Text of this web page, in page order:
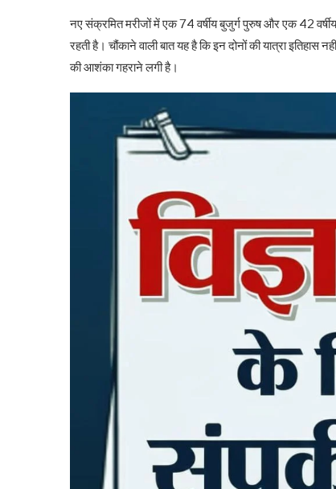
नए संक्रमित मरीजों में एक 74 वर्षीय बुजुर्ग पुरुष और एक 42
रहती है। चौंकाने वाली बात यह है कि इन दोनों की यात्रा
की आशंका गहराने लगी है।